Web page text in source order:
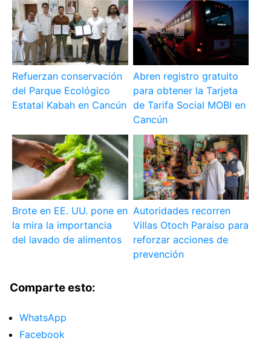
Refuerzan conservación
del Parque Ecológico
Estatal Kabah en Cancún
Abren registro gratuito
para obtener la Tarjeta
de Tarifa Social MOBI en
Cancún
Brote en EE. UU. pone en
la mira la importancia
del lavado de alimentos
Autoridades recorren
Villas Otoch Paraíso para
reforzar acciones de
prevención
Comparte esto:
WhatsApp
Facebook